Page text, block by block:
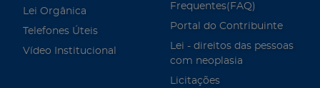
Lei Orgânica
Telefones Úteis
Vídeo Institucional
Frequentes(FAQ)
Portal do Contribuinte
Lei - direitos das pessoas
com neoplasia
Licitações